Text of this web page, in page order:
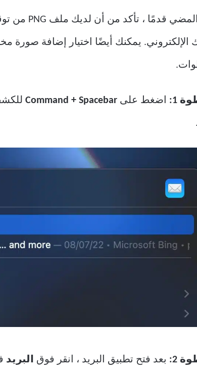
الإلكتروني. يمكنك أيضًا اختيار إضافة صورة
1: اضغط على
.
2: بعد فتح تطبيق البريد ، انقر فوق البريد